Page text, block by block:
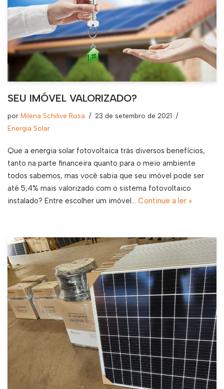
SEU IMÓVEL VALORIZADO?
por Milena Schilive Rosa
23 de setembro de 2021
Energia Solar
Que a energia solar fotovoltaica trás diversos benefícios,
tanto na parte financeira quanto para o meio ambiente
todos sabemos, mas você sabia que seu imóvel pode ser
até 5,4% mais valorizado com o sistema fotovoltaico
instalado? Entre escolher um imóvel… Continue a ler »